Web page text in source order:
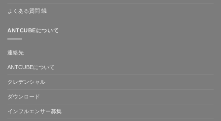
よくある質問 蟻
ANTCUBEについて
連絡先
ANTCUBEについて
クレデンシャル
ダウンロード
インフルエンサー募集